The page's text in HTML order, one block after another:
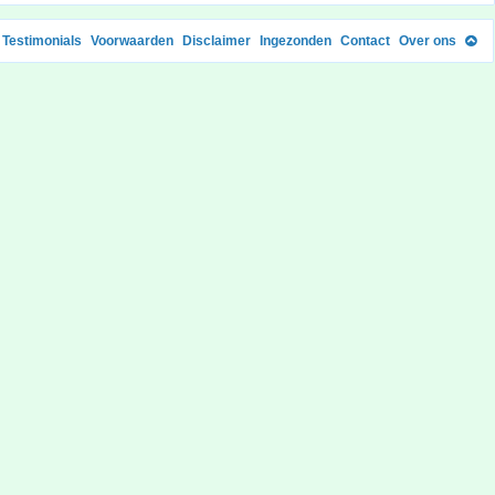
Testimonials Voorwaarden Disclaimer Ingezonden Contact Over ons